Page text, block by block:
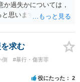
過失かについては，
思います。 民事的に
民事も影響あり）とし
れません。 因果関係
相談されるのがよい
求む
側
#暴行・傷害罪
役にたった 2